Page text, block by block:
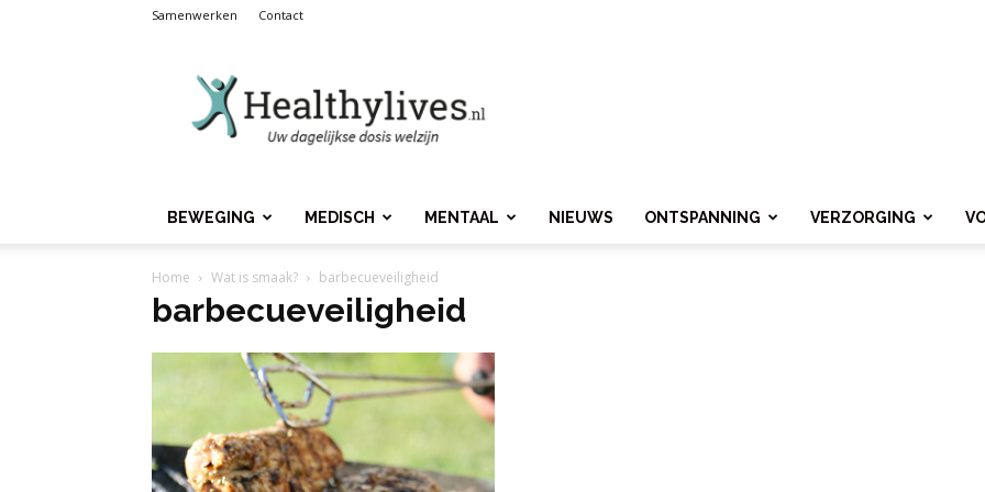
Samenwerken Contact
BEWEGING MEDISCH MENTAAL NIEUWS ONTSPANNING VERZORGING
Home Wat is smaak? barbecueveiligheid
barbecueveiligheid